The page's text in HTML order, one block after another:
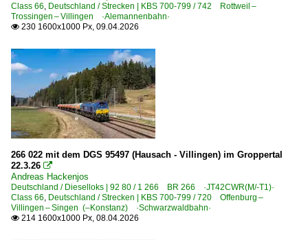
1 204 BR 204 · DR 110 DR V 100
1 209 · 1 211 BR 209 ·On Rail DH 1004· Umbau BR 211
1 214 BR 214 Umbau BR 212 Schenker 262
1 218 BR 218
1 240 BR 240 ·DE 1024·
1 241 BR 241 Umbau BR 232 Private
1 251 BR 251 DE 2700 Umbau NSB Di 6
1 264 BR 264 ·Maxima 40 CC·
1 271 BR 271 ·G 1000 BB·
1 275 BR 275 ·G 1206·
Class 66, Deutschland / Strecken | KBS 700-799 / 742 Rottweil –
Trossingen – Villingen ·Alemannenbahn·
 230 1600x1000 Px, 09.04.2026
266 022 mit dem DGS 95497 (Hausach - Villingen) im Groppertal
22.3.26 
Andreas Hackenjos
Deutschland / Dieselloks | 92 80 / 1 266 BR 266 ·JT42CWR(M/-T1)·
Class 66, Deutschland / Strecken | KBS 700-799 / 720 Offenburg –
Villingen – Singen (–Konstanz) ·Schwarzwaldbahn·
 214 1600x1000 Px, 08.04.2026